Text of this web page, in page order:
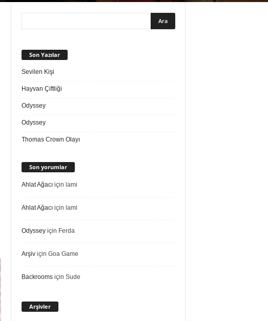
Son Yazılar
Sevilen Kişi
Hayvan Çiftliği
Odyssey
Odyssey
Thomas Crown Olayı
Son yorumlar
Ahlat Ağacıiçin lami
Ahlat Ağacıiçin lami
Odysseyiçin Ferda
Arşiviçin Goa Game
Backroomsiçin Sude
Arşivler